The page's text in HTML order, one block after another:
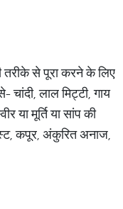
तरीके से पूरा करने के लिए
लाल मिट्टी, गाय
या मूर्ति या सांप की
कपूर, अंकुरित अनाज,